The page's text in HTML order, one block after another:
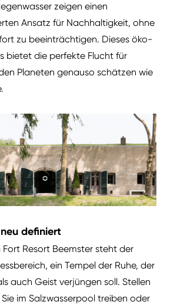
zeigen einen
Ansatz für Nachhaltigkeit, ohne
zu beeinträchtigen. Dieses öko-
bietet die perfekte Flucht für
Planeten genauso schätzen wie
definiert
Fort Resort Beemster steht der
ein Tempel der Ruhe, der
auch Geist verjüngen soll. Stellen
Sie im Salzwasserpool treiben oder